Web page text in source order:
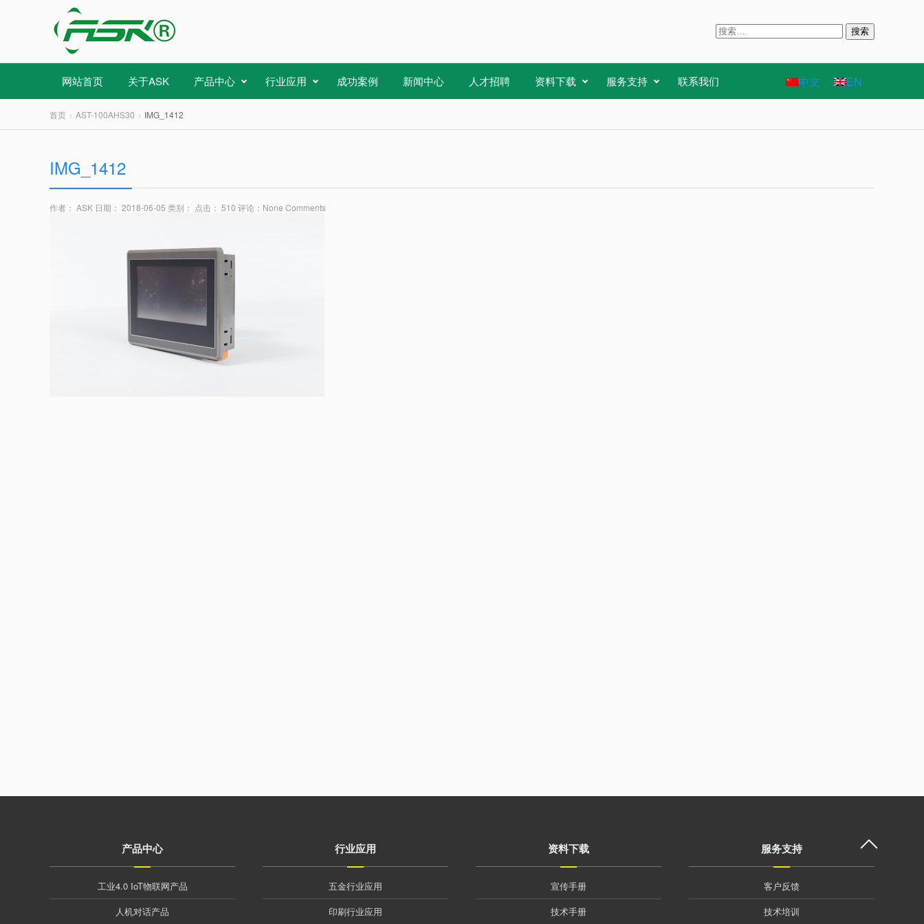
搜
网站首页 关于ASK 产品中心 行业应用 成功案例 新闻中心 人才招聘 资料下载 服务支持 联系我们 中文 EN
首页 AST-100AHS30 IMG_1412
IMG_1412
作者： ASK 日期： 2018-06-05 类别： 点击： 510 评论： None Comments
产品中心
工业4.0 IoT物联网产品
人机对话产品
行业应用
五金行业应用
印刷行业应用
资料下载
宣传手册
技术手册
服务支持
客户反馈
技术培训